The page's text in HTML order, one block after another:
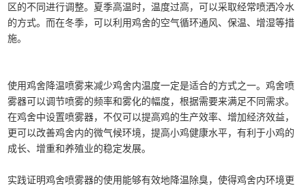
区的不同进行调整。夏季高温时，温度过高，可以采取经常喷洒冷水
的方式。而在冬季，可以利用鸡舍的空气循环通风、保温、增湿等措
施。
使用鸡舍降温喷雾来减少鸡舍内温度一定是适合的方式之一。鸡舍喷
雾器可以调节喷雾的频率和雾化的幅度，根据需要来满足不同需求。
在鸡舍中设置喷雾器，不仅可以提高鸡的生产效率、增加经济效益，
更可以改善鸡舍内的微气候环境，提高小鸡健康水平，有利于小鸡的
成长、增重和养殖业的稳定发展。
实践证明鸡舍喷雾器的使用能够有效地降温除臭，使得鸡舍内环境更